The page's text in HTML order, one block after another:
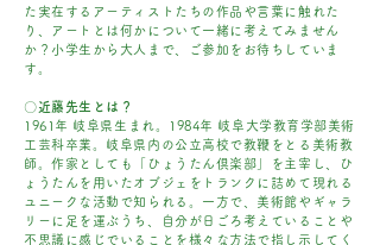
た実在するアーティストたちの作品や言葉に触れた
り、アートとは何かについて一緒に考えてみません
か？小学生から大人まで、ご参加をお待ちしていま
す。
〇近藤先生とは？
1961年 岐阜県生まれ。1984年 岐阜大学教育学部美術
工芸科卒業。岐阜県内の公立高校で教鞭をとる美術教
師。作家としても「ひょうたん倶楽部」を主宰し、ひ
ょうたんを用いたオブジェをトランクに詰めて現れる
ユニークな活動で知られる。一方で、美術館やギャラ
リーに足を運ぶうち、自分が日ごろ考えていることや
不思議に感じでいることを様々な方法で指し示してく